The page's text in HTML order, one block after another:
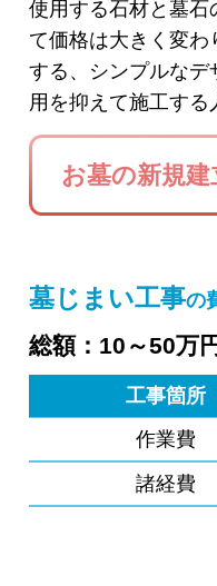
使用する石材と墓石
て価格は大きく変わ
する、シンプルなデ
用を抑えて施工する
お墓の新規
墓じまい工事の
総額：10～50万
工事箇所
作業費
諸経費